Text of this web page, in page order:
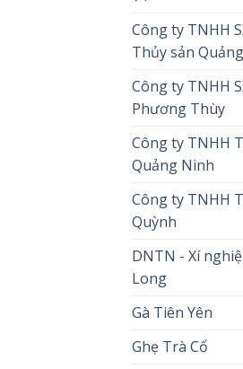
Công ty TNHH
Thủy sản
Công ty TNHH
Phương Thùy
Công ty TNHH
Quảng Ninh
Công ty TNHH
Quỳnh
DNTN - Xí
Long
Gà Tiên Yên
Ghẹ Trà Cổ